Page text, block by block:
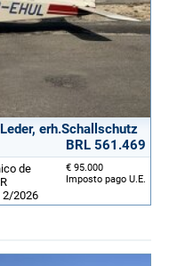
erh.Schallschutz
BRL 561.469
€ 95.000
Imposto pago U.E.
de
2/2026